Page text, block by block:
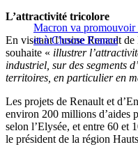
Macron va promouvoir
et à Choose France
L’attractivité tricolore
En visitant l’usine Renault
souhaite « illustrer
industriel, sur des segments
territoires, en particulier en
Les projets de Renault et
environ 200 millions d’aides
selon l’Elysée, et entre 60 et
le président de la région